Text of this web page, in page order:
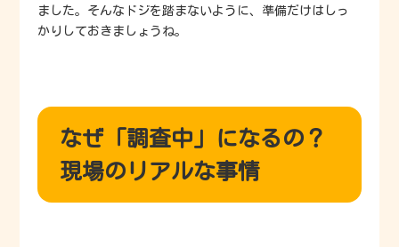
ました。そんなドジを踏まないように、準備だけはしっ
かりしておきましょうね。
なぜ「調査中」になるの？
現場のリアルな事情